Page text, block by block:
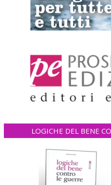
LOGICHE DEL BENE